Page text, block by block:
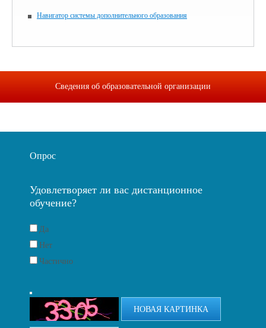
Навигатор системы дополнительного образования
Сведения об образовательной организации
Опрос
Удовлетворяет ли вас дистанционное
обучение?
Да
Нет
Частично
НОВАЯ КАРТИНКА